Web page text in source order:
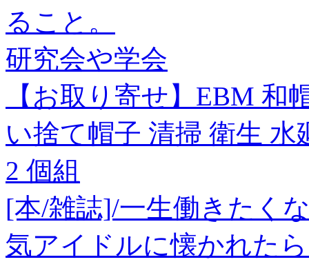
ること。
研究会や学会
【お取り寄せ】EBM 和
い捨て帽子 清掃 衛生
2 個組
[本/雑誌]/一生働きたく
気アイドルに懐かれた